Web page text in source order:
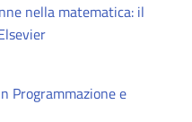
nella matematica: il
Programmazione e